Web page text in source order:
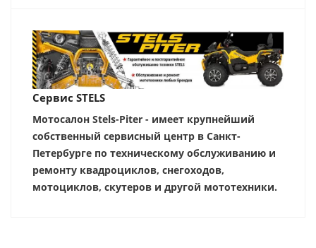
Сервис STELS
Мотосалон Stels-Piter - имеет крупнейший
собственный сервисный центр в Санкт-
Петербурге по техническому обслуживанию и
ремонту квадроциклов, снегоходов,
мотоциклов, скутеров и другой мототехники.